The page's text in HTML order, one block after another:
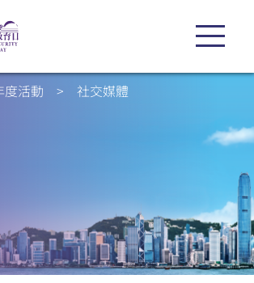
度活動 > 社交媒體